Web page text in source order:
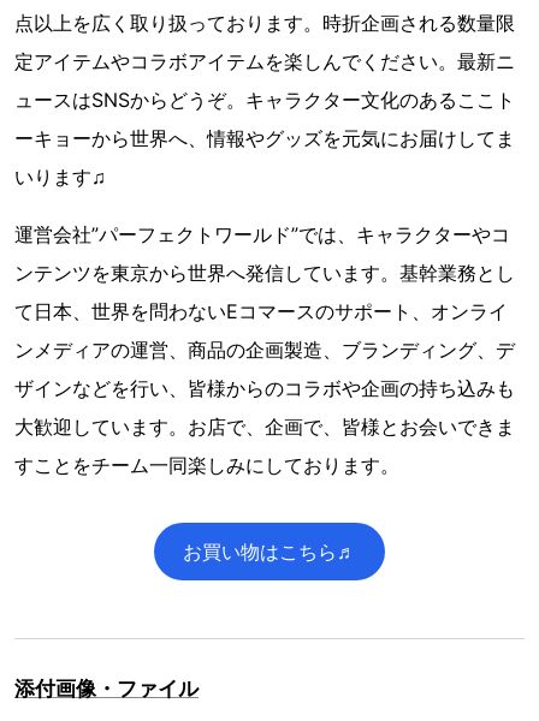
点以上を広く取り扱っております。時折企画される数量限
定アイテムやコラボアイテムを楽しんでください。最新ニ
ュースはSNSからどうぞ。キャラクター文化のあるここト
ーキョーから世界へ、情報やグッズを元気にお届けしてま
いります♫
運営会社”パーフェクトワールド”では、キャラクターやコ
ンテンツを東京から世界へ発信しています。基幹業務とし
て日本、世界を問わないEコマースのサポート、オンライ
ンメディアの運営、商品の企画製造、ブランディング、デ
ザインなどを行い、皆様からのコラボや企画の持ち込みも
大歓迎しています。お店で、企画で、皆様とお会いできま
すことをチーム一同楽しみにしております。
お買い物はこちら♬
添付画像・ファイル